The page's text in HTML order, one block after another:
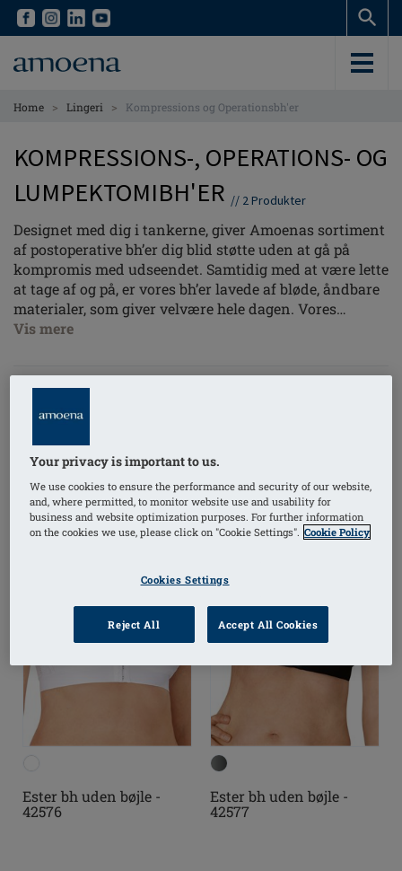
Skip
content
Skip
content
Home > Lingeri > Kompressions og Operationsbh'er
KOMPRESSIONS-, OPERATIONS- OG
LUMPEKTOMIBH'ER // 2Produkter
Designet med dig i tankerne, giver Amoenas sortiment
af postoperative bh’er dig blid støtte uden at gå på
kompromis med udseendet. Samtidig med at være lette
at tage af og på, er vores bh’er lavede af bløde, åndbare
materialer, som giver velvære hele dagen. Vores
usædvanligt bløde PurFit brystproteser er designede til
Vis mere
Ester bh uden bøjle -
42576
Ester bh uden bøjle -
42577
Your privacy is important to us.
We use cookies to ensure the performance and security of our website,
and, where permitted, to monitor website use and usability for
business and website optimization purposes. For further information
on the cookies we use, please click on "Cookie Settings". Cookie Policy
Cookies Settings
Reject All Accept All Cookies